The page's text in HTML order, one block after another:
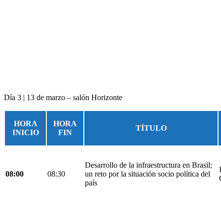
Día 3 | 13 de marzo – salón Horizonte
HORA
INICIO
HORA
FIN
TÍTULO
08:00 08:30
Desarrollo de la infraestructura en Brasil;
un reto por la situación socio política del
país